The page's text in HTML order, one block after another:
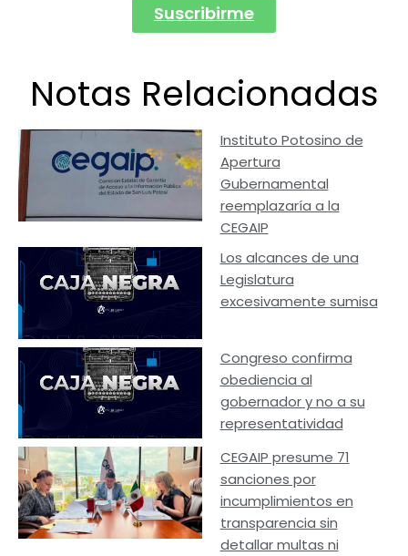
Suscribirme
Notas Relacionadas
Instituto Potosino de
Apertura
Gubernamental
reemplazaría a la
CEGAIP
Los alcances de una
Legislatura
excesivamente sumisa
Congreso confirma
obediencia al
gobernador y no a su
representatividad
CEGAIP presume 71
sanciones por
incumplimientos en
transparencia sin
detallar multas ni